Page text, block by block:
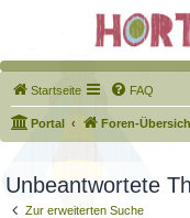
Startseite FAQ
Portal Foren-
Unbeantwortete
Zur erweiterten Suche